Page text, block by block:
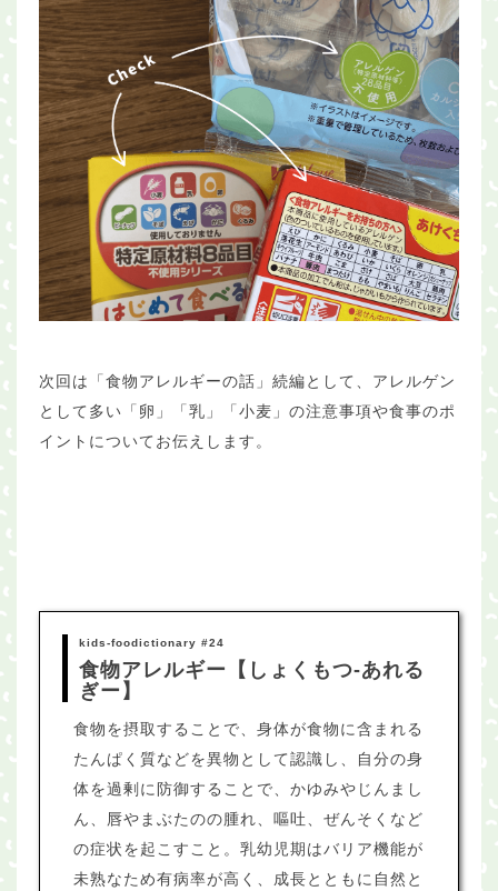
次回は「食物アレルギーの話」続編として、アレルゲン
として多い「卵」「乳」「小麦」の注意事項や食事のポ
イントについてお伝えします。
kids-foodictionary #24
食物アレルギー【しょくもつ-あれる
ぎー】
食物を摂取することで、身体が食物に含まれる
たんぱく質などを異物として認識し、自分の身
体を過剰に防御することで、かゆみやじんまし
ん、唇やまぶたのの腫れ、嘔吐、ぜんそくなど
の症状を起こすこと。乳幼児期はバリア機能が
未熟なため有病率が高く、成長とともに自然と